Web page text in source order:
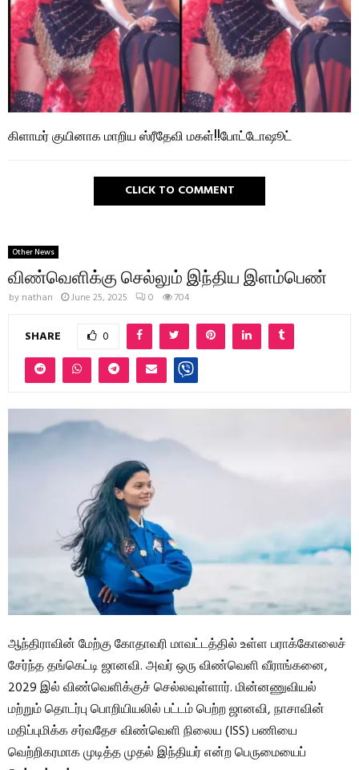
கிளாமர் குயினாக மாறிய ஸ்ரீதேவி மகள்!!போட்டோஷூட்
CLICK TO COMMENT
Other News
விண்வெளிக்கு செல்லும் இந்திய இளம்பெண்
by nathan June 25, 2025 0 704
SHARE 0
ஆந்திராவின் மேற்கு கோதாவரி மாவட்டத்தில் உள்ள பராக்கோலைச்
சேர்ந்த தங்கெட்டி ஜானவி. அவர் ஒரு விண்வெளி வீராங்கனை,
2029 இல் விண்வெளிக்குச் செல்லவுள்ளார். மின்னணுவியல்
மற்றும் தொடர்பு பொறியியலில் பட்டம் பெற்ற ஜானவி, நாசாவின்
மதிப்புமிக்க சர்வதேச விண்வெளி நிலைய (ISS) பணியை
வெற்றிகரமாக முடித்த முதல் இந்தியர் என்ற பெருமையைப்